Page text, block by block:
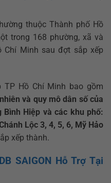
thuộc Thành phố Hồ
trong 168 phường, xã và
Chí Minh sau đợt sắp xếp
TP Hồ Chí Minh bao gồm
và quy mô dân số của
Hiệp và các khu phố:
Lộc 3, 4, 5, 6, Mỹ Hảo
xếp thành.
SAIGON Hỗ Trợ Tại